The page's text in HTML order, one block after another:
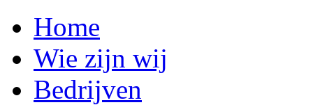
Home
Wie zijn wij
Bedrijven